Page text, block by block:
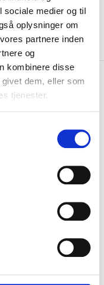
sociale medier og til
oplysninger om
partnere inden
og
kombinere disse
dem, eller som
tjenester.